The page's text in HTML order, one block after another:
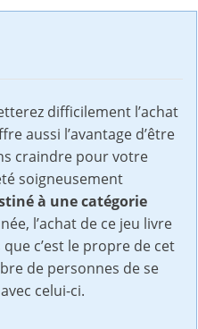
difficilement l’achat
aussi l’avantage d’être
craindre pour votre
soigneusement
à une catégorie
l’achat de ce jeu livre
c’est le propre de cet
de personnes de se
celui-ci.